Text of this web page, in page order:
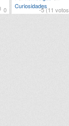
0
-5 (11
Curiosidades